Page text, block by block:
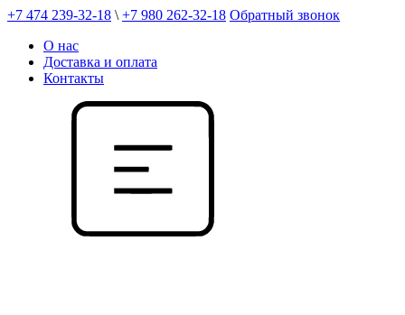
+7 474 239-32-18 \ +7 980 262-32-18 Обратный звонок
О нас
Доставка и оплата
Контакты